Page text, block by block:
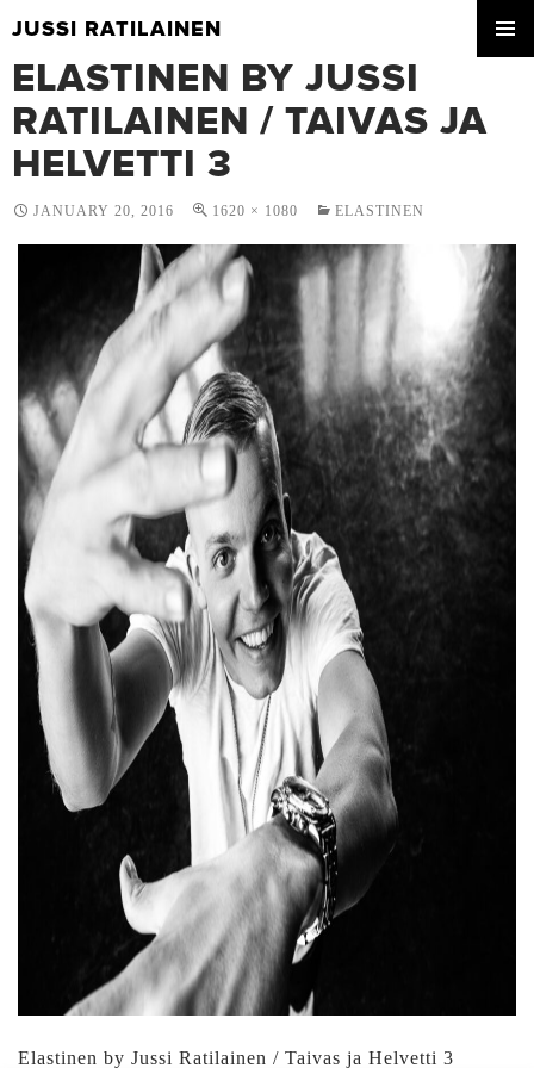
JUSSI RATILAINEN
TO
CONTENT
ELASTINEN BY JUSSI
RATILAINEN / TAIVAS JA
HELVETTI 3
JANUARY 20, 2016 1620 × 1080 ELASTINEN
Elastinen by Jussi Ratilainen / Taivas ja Helvetti 3